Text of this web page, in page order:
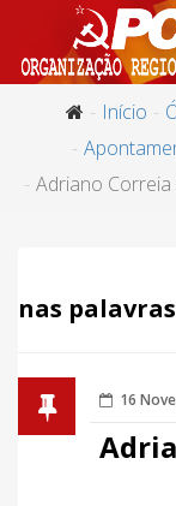
Início
Adriano Correia
nas
16